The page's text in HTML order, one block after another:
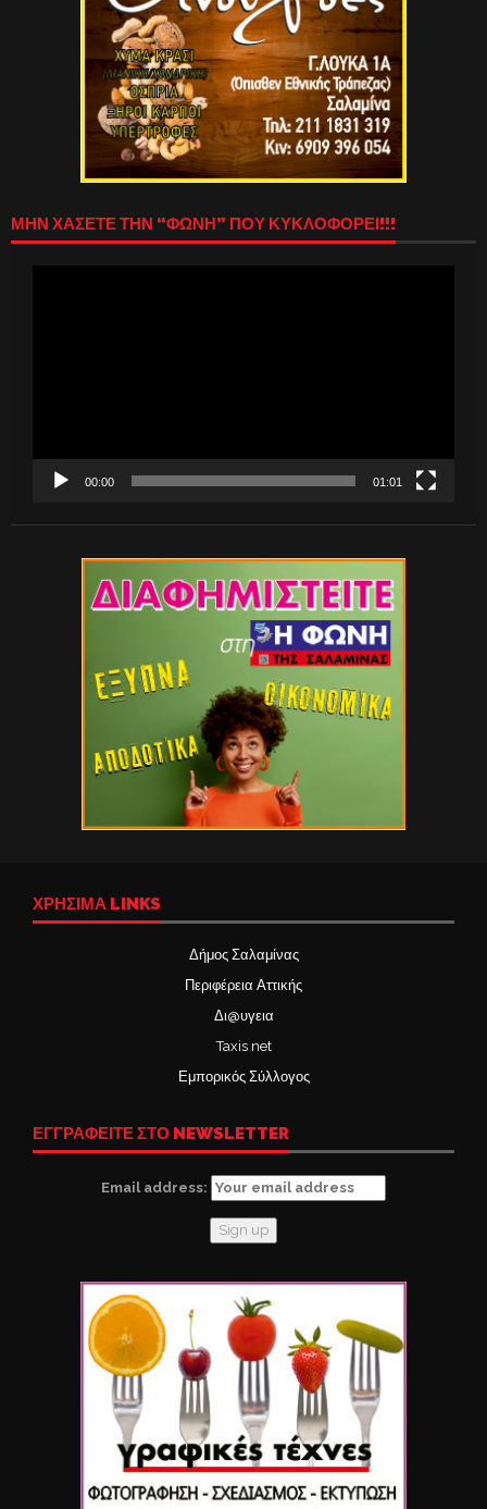
ΜΗΝ ΧΑΣΕΤΕ ΤΗΝ “ΦΩΝΗ” ΠΟΥ ΚΥΚΛΟΦΟΡΕΙ!!!
00:00 01:01
ΧΡΉΣΙΜΑ LINKS
Δήμος Σαλαμίνας
Περιφέρεια Αττικής
Δι@υγεια
Taxis net
Εμπορικός Σύλλογος
ΕΓΓΡΑΦΕΙΤΕ ΣΤΟ NEWSLETTER
Email address: